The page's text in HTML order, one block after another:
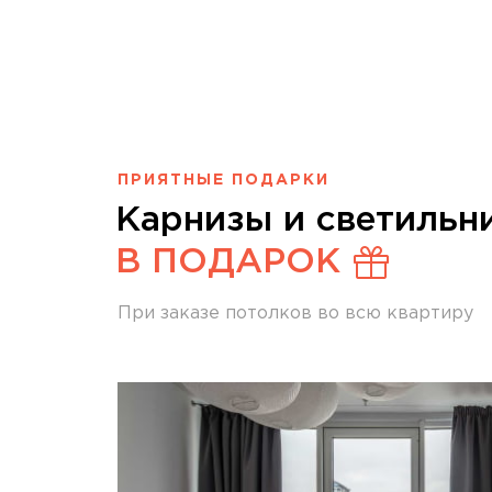
ПРИЯТНЫЕ ПОДАРКИ
Карнизы и
В ПОДАРОК
При заказе потолков во всю квартиру